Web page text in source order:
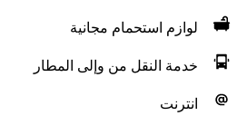
لوازم استحمام مجانية
خدمة النقل من وإلى المطار
انترنت